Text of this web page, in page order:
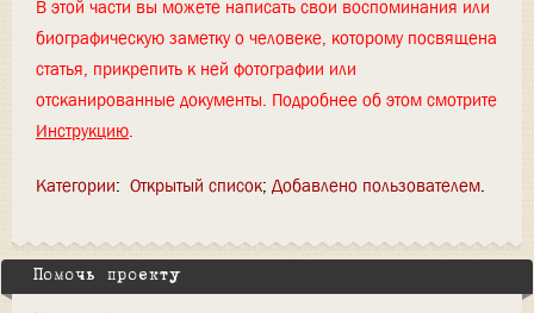
В этой части вы можете написать свои воспоминания или
биографическую заметку о человеке, которому посвящена
статья, прикрепить к ней фотографии или
отсканированные документы. Подробнее об этом смотрите
Инструкцию.
Категории: Открытый список Добавлено пользователем
Помочь проекту